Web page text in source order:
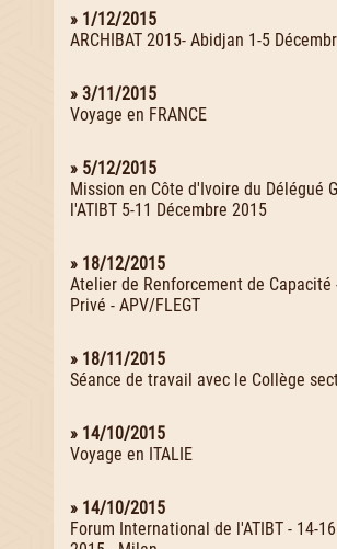
» 1/12/2015
ARCHIBAT 2015- Abidjan 1-5
» 3/11/2015
Voyage en FRANCE
» 5/12/2015
Mission en Côte d'Ivoire du Délégué
l'ATIBT 5-11 Décembre 2015
» 18/12/2015
Atelier de Renforcement de Capacité
Privé - APV/FLEGT
» 18/11/2015
Séance de travail avec le Collège
» 14/10/2015
Voyage en ITALIE
» 14/10/2015
Forum International de l'ATIBT - 14-